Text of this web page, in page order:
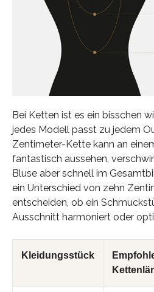
Bei Ketten ist es ein bisschen
jedes Modell passt zu jedem
Zentimeter-Kette kann an
fantastisch aussehen,
Bluse aber schnell im
ein Unterschied von zehn
entscheiden, ob ein
Ausschnitt harmoniert oder
Kleidungsstück